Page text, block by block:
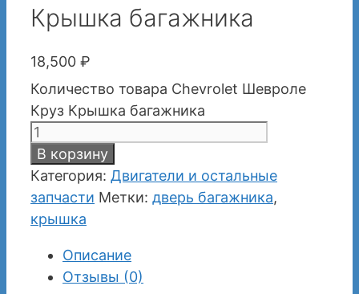
Крышка багажника
18,500 ₽
Количество товара Chevrolet Шевроле
Круз Крышка багажника
В корзину
Категория: Двигатели и остальные
запчасти Метки: дверь багажника,
крышка
Описание
Отзывы (0)